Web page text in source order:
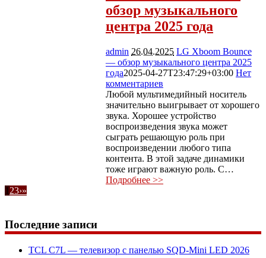
обзор музыкального
центра 2025 года
admin 26.04.2025 LG Xboom Bounce
— обзор музыкального центра 2025
года2025-04-27T23:47:29+03:00 Нет
комментариев
Любой мультимедийный носитель
значительно выигрывает от хорошего
звука. Хорошее устройство
воспроизведения звука может
сыграть решающую роль при
воспроизведении любого типа
контента. В этой задаче динамики
тоже играют важную роль. С…
Подробнее >>
1 23›»
Последние записи
TCL C7L — телевизор с панелью SQD-Mini LED 2026